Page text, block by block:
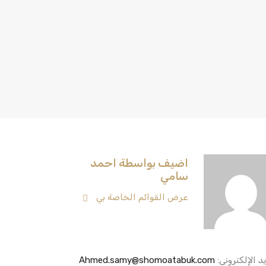
اضيف بواسطة احمد
سامي
عرض القوائم الخاصة بي
الإلكتروني:Ahmed.samy@shomoatabuk.com